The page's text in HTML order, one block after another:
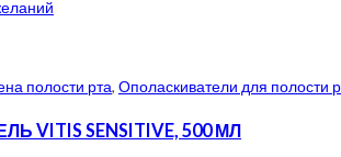
полости рта, Ополаскиватели для полости
VITIS SENSITIVE, 500 МЛ